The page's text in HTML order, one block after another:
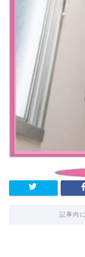
記事内